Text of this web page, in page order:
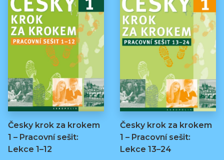
Česky krok za krokem
1 – Pracovní sešit:
Lekce 1–12
Česky krok za krokem
1 – Pracovní sešit:
Lekce 13–24